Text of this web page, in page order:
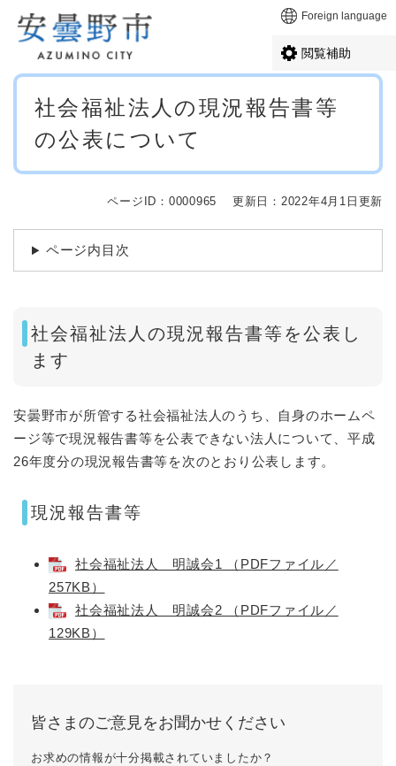
メニューを飛ばして本文へ Foreign language
閲覧補助
本
社会福祉法人の現況報告書等
の公表について
ページID：0000965 更新日：2022年4月1日更新
ページ内目次
社会福祉法人の現況報告書等を公表し
ます
安曇野市が所管する社会福祉法人のうち、自身のホームペ
ージ等で現況報告書等を公表できない法人について、平成
26年度分の現況報告書等を次のとおり公表します。
現況報告書等
社会福祉法人 明誠会1 （PDFファイル／
257KB）
社会福祉法人 明誠会2 （PDFファイル／
129KB）
皆さまのご意見をお聞かせください
お求めの情報が十分掲載されていましたか？